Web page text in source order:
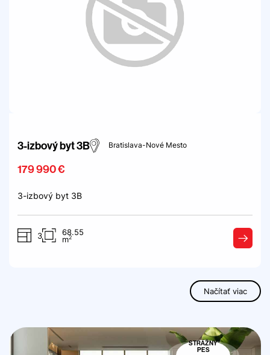
3-izbový byt 3B Bratislava-Nové Mesto
179 990 €
3-izbový byt 3B
3
68.55
m2
Načítať viac
STRÁŽNY
PES